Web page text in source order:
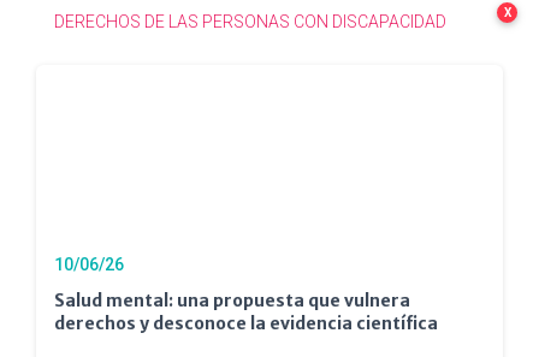
DERECHOS DE LAS PERSONAS CON DISCAPACIDAD X
10/06/26
Salud mental: una propuesta que vulnera
derechos y desconoce la evidencia científica